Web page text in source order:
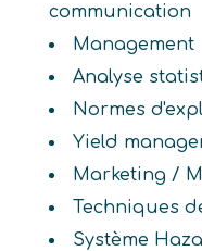
communication
Management
Analyse
Normes
Yield
Marketing /
Techniques
Système